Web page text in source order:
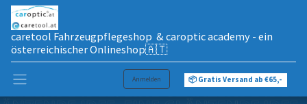
caretool Fahrzeugpflegeshop & caroptic academy - ein
österreichischer Onlineshop🇦🇹
Anmelden 📦 Gratis Versand ab €65,-